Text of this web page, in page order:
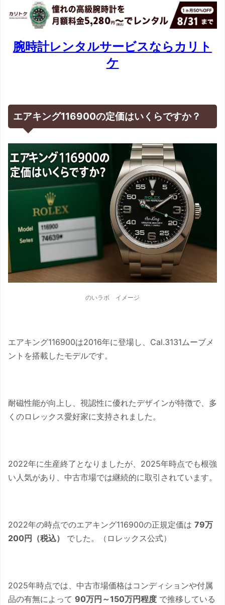
腕時計レンタルサービスならカリト
ケ
エアキング116900の定価はいくらですか？
のいラボ イメージ
エアキング116900は2016年に登場し、Cal.3131ムーブメ
ントを搭載したモデルです。
耐磁性能が向上し、視認性に優れたデザインが特徴で、多
くのロレックス愛好家に支持されました。
2022年に生産終了となりましたが、2025年時点でも根強
い人気があり、中古市場では継続的に取引されています。
2022年の時点でのエアキング116900の正規定価は 79万
200円（税込）
でした。（ロレックス公式）
2025年時点では、中古市場価格はコンディションや付属
品の有無によって 90万円～150万円程度 で推移している